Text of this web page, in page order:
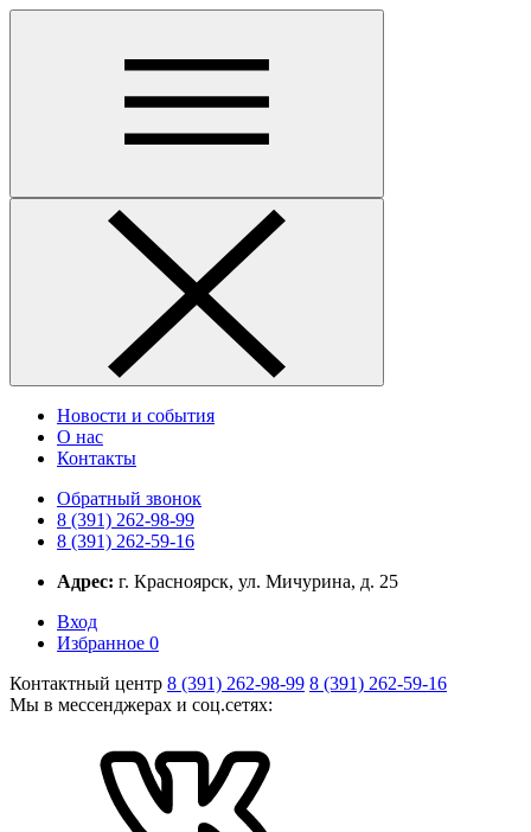
Новости и события
О нас
Контакты
Обратный звонок
8 (391) 262-98-99
8 (391) 262-59-16
Адрес: г. Красноярск, ул. Мичурина, д. 25
Вход
Избранное 0
Контактный центр 8 (391) 262-98-99 8 (391) 262-59-16
Мы в мессенджерах и соц.сетях: